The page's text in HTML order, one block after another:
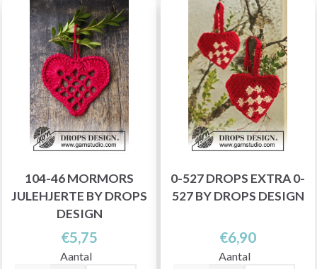
104-46 MORMORS
JULEHJERTE BY DROPS
DESIGN
€5,75
Aantal
0-527 DROPS EXTRA 0-
527 BY DROPS DESIGN
€6,90
Aantal